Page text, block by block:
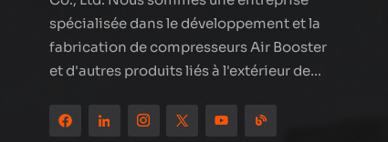
LCD à double
cylindre haute
performance
TXEDT032-1
EN SAVOIR PLUS
Compresseur d'air
double cylindre
spécialisée dans le développement et la
fabrication de compresseurs Air Booster
et d'autres produits liés à l'extérieur de
smoking ont été partout dans le monde,